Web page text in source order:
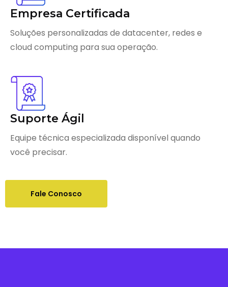
Empresa Certificada
Soluções personalizadas de datacenter, redes e
cloud computing para sua operação.
Suporte Ágil
Equipe técnica especializada disponível quando
você precisar.
Fale Conosco